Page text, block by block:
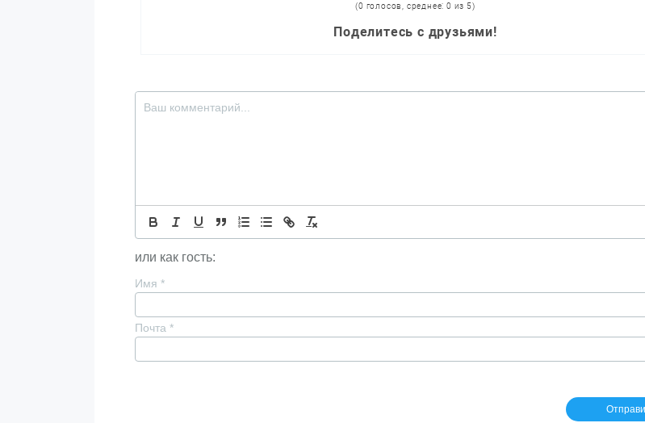
(0 голосов, среднее: 0 из 5)
Поделитесь с друзьями!
или как гость:
Имя *
Почта *